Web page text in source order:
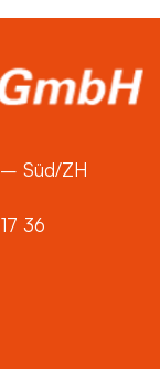
– Süd/ZH
36